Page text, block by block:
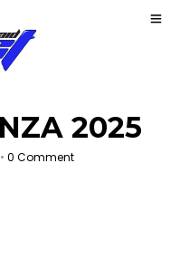
2025
• 0 Comment